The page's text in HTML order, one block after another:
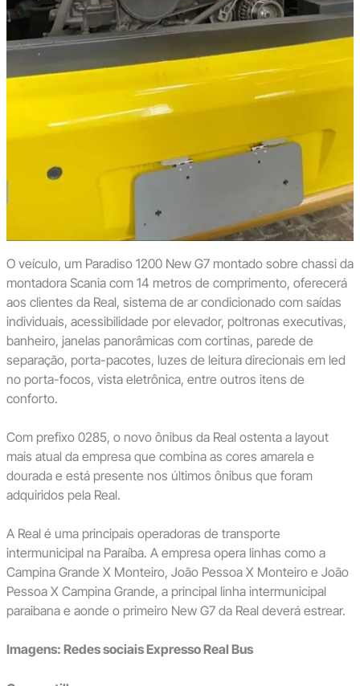
O veículo, um Paradiso 1200 New G7 montado sobre chassi da
montadora Scania com 14 metros de comprimento, oferecerá
aos clientes da Real, sistema de ar condicionado com saídas
individuais, acessibilidade por elevador, poltronas executivas,
banheiro, janelas panorâmicas com cortinas, parede de
separação, porta-pacotes, luzes de leitura direcionais em led
no porta-focos, vista eletrônica, entre outros itens de
conforto.
Com prefixo 0285, o novo ônibus da Real ostenta a layout
mais atual da empresa que combina as cores amarela e
dourada e está presente nos últimos ônibus que foram
adquiridos pela Real.
A Real é uma principais operadoras de transporte
intermunicipal na Paraíba. A empresa opera linhas como a
Campina Grande X Monteiro, João Pessoa X Monteiro e João
Pessoa X Campina Grande, a principal linha intermunicipal
paraibana e aonde o primeiro New G7 da Real deverá estrear.
Imagens: Redes sociais Expresso Real Bus